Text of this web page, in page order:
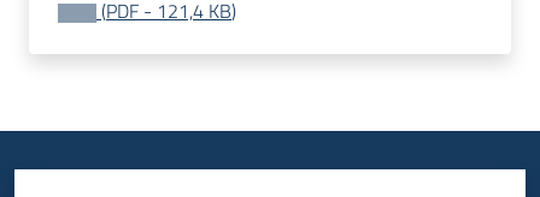
(PDF - 121,4 KB)